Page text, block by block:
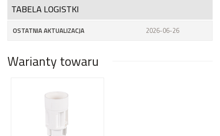
TABELA LOGISTKI
OSTATNIA AKTUALIZACJA 2026-06-26
Warianty towaru